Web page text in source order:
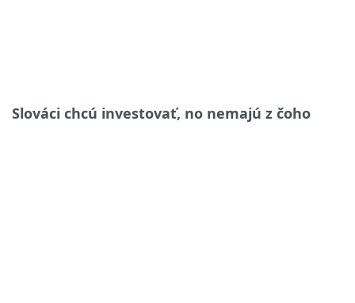
Slováci chcú investovať, no nemajú z čoho